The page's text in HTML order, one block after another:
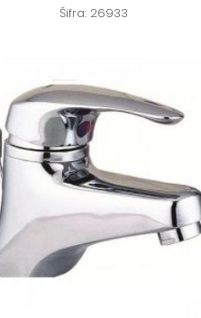
Šifra: 26933